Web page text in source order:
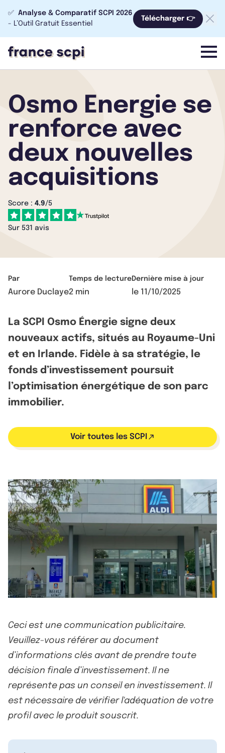
✅ Analyse & Comparatif SCPI 2026
- L’Outil Gratuit Essentiel
Télécharger 👉
menu
Osmo Energie se
renforce avec
deux nouvelles
acquisitions
Score : 4.9/5
Sur 531 avis
Par
Aurore Duclaye
Temps de lecture
2 min
Dernière mise à jour
le 11/10/2025
La SCPI Osmo Énergie signe deux
nouveaux actifs, situés au Royaume-Uni
et en Irlande. Fidèle à sa stratégie, le
fonds d’investissement poursuit
l’optimisation énergétique de son parc
immobilier.
Voir toutes les SCPI
Ceci est une communication publicitaire.
Veuillez-vous référer au document
d’informations clés avant de prendre toute
décision finale d’investissement. Il ne
représente pas un conseil en investissement. Il
est nécessaire de vérifier l'adéquation de votre
profil avec le produit souscrit.